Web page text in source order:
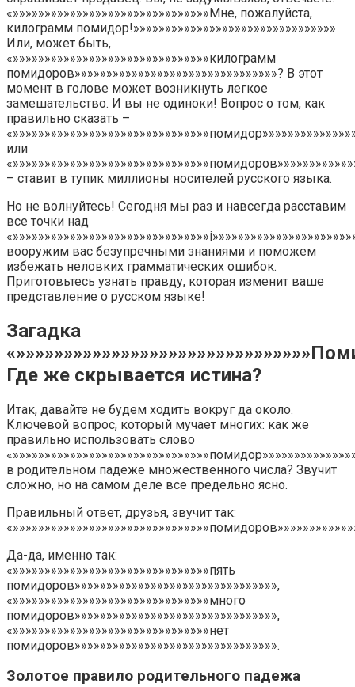
«»»»»»»»»»»»»»»»»»»»»»»»»»»»»»»»Мне, пожалуйста,
килограмм помидор!»»»»»»»»»»»»»»»»»»»»»»»»»»»»»»»»
Или, может быть,
«»»»»»»»»»»»»»»»»»»»»»»»»»»»»»»»килограмм
помидоров»»»»»»»»»»»»»»»»»»»»»»»»»»»»»»»»? В этот
момент в голове может возникнуть легкое
замешательство. И вы не одиноки! Вопрос о том, как
правильно сказать –
или
– ставит в тупик миллионы носителей русского языка.
Но не волнуйтесь! Сегодня мы раз и навсегда расставим
все точки над
вооружим вас безупречными знаниями и поможем
избежать неловких грамматических ошибок.
Приготовьтесь узнать правду, которая изменит ваше
представление о русском языке!
Загадка
Где же скрывается истина?
Итак, давайте не будем ходить вокруг да около.
Ключевой вопрос, который мучает многих: как же
правильно использовать слово
в родительном падеже множественного числа? Звучит
сложно, но на самом деле все предельно ясно.
Правильный ответ, друзья, звучит так:
Да-да, именно так:
«»»»»»»»»»»»»»»»»»»»»»»»»»»»»»»»пять
помидоров»»»»»»»»»»»»»»»»»»»»»»»»»»»»»»»»,
«»»»»»»»»»»»»»»»»»»»»»»»»»»»»»»»много
помидоров»»»»»»»»»»»»»»»»»»»»»»»»»»»»»»»»,
«»»»»»»»»»»»»»»»»»»»»»»»»»»»»»»»нет
помидоров»»»»»»»»»»»»»»»»»»»»»»»»»»»»»»»».
Золотое правило родительного падежа